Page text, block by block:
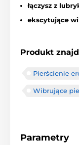
łączysz z
ekscytujące
Produkt
Pierścienie
Wibrujące
Parametry